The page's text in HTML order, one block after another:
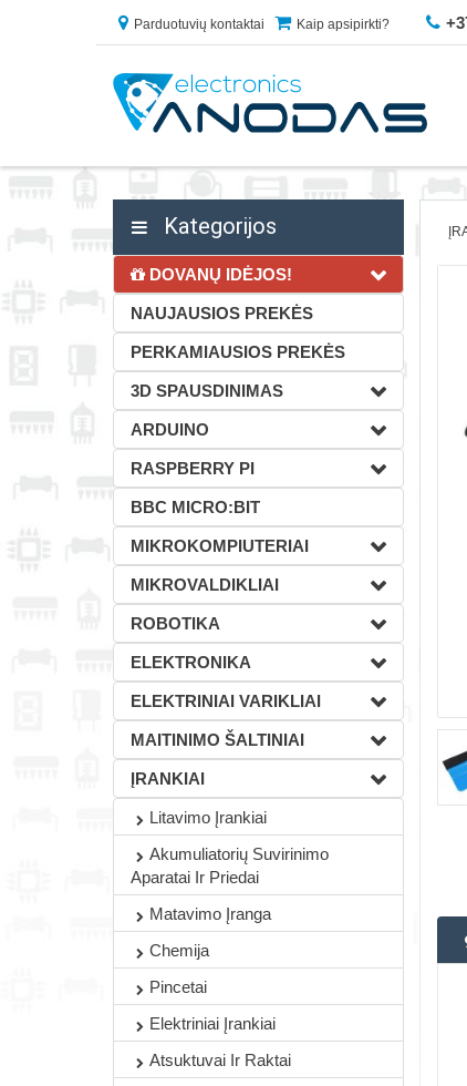
Parduotuvių kontaktai Kaip apsipirkti?
Kategorijos
DOVANŲ IDĖJOS!
NAUJAUSIOS PREKĖS
PERKAMIAUSIOS PREKĖS
3D SPAUSDINIMAS
ARDUINO
RASPBERRY PI
BBC MICRO:BIT
MIKROKOMPIUTERIAI
MIKROVALDIKLIAI
ROBOTIKA
ELEKTRONIKA
ELEKTRINIAI VARIKLIAI
MAITINIMO ŠALTINIAI
ĮRANKIAI
Litavimo Įrankiai
Akumuliatorių Suvirinimo
Aparatai Ir Priedai
Matavimo Įranga
Chemija
Pincetai
Elektriniai Įrankiai
Atsuktuvai Ir Raktai